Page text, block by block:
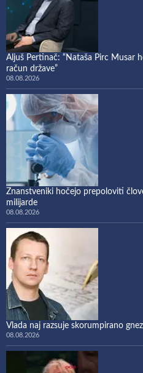
Aljuš Pertinač: “Nataša Pirc Musar
račun države”
08.08.2026
Znanstveniki hočejo prepoloviti
milijarde
08.08.2026
Vlada naj razsuje skorumpirano
08.08.2026